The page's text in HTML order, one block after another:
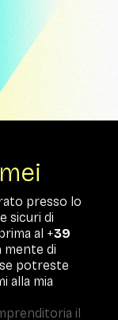
presso lo
sicuri di
al +39
mente di
potreste
alla mia
il